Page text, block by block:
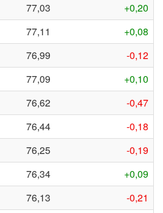
77,03
+0,20
77,11
+0,08
76,99
-0,12
77,09
+0,10
76,62
-0,47
76,44
-0,18
76,25
-0,19
76,34
+0,09
76,13
-0,21